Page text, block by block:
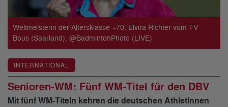
Weltmeisterin der Altersklasse +70: Elvira Richter vom TV
Bous (Saarland). @BadmintonPhoto (LIVE)
INTERNATIONAL
Senioren-WM: Fünf WM-Titel für den DBV
Mit fünf WM-Titeln kehren die deutschen AthletInnen